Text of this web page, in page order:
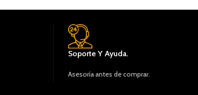
Soporte Y Ayuda.
Asesoría antes de comprar.